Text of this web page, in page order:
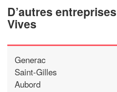
D’autres
Vives
Generac
Saint-Gilles
Aubord